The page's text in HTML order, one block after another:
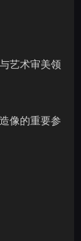
艺术审美领
像的重要参